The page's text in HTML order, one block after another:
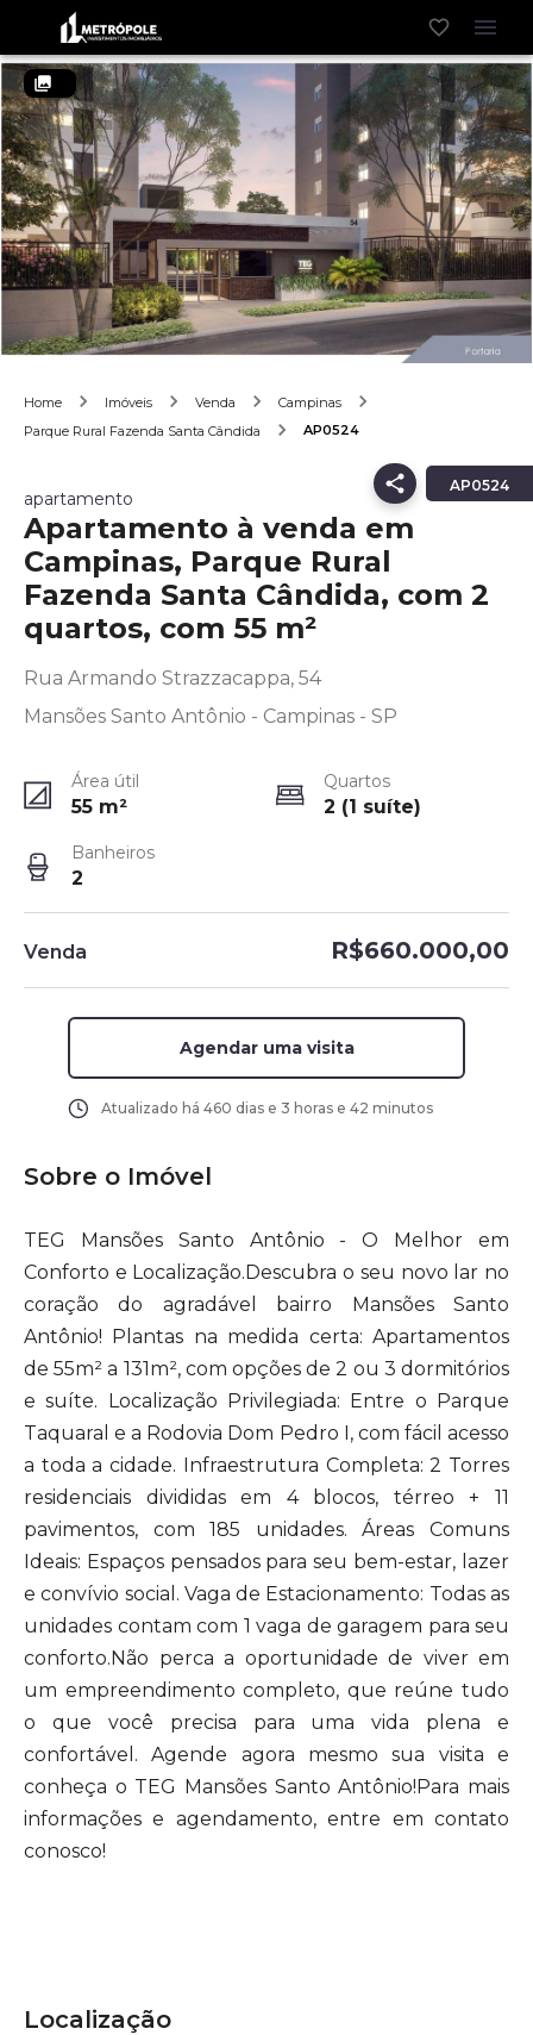
Home Imóveis Venda
Campinas
Parque Rural Fazenda Santa Cândida
AP0524
AP0524
apartamento
Apartamento à venda em
Campinas, Parque Rural
Fazenda Santa Cândida, com 2
quartos, com 55 m²
Rua Armando Strazzacappa, 54
Mansões Santo Antônio - Campinas - SP
Área útil
55 m²
Quartos
2 (1 suíte)
Banheiros
2
Venda R$660.000,00
Agendar uma visita
Atualizado há 460 dias e 3 horas e 42 minutos
Sobre o Imóvel
TEG Mansões Santo Antônio - O Melhor em
Conforto e Localização.Descubra o seu novo lar no
coração do agradável bairro Mansões Santo
Antônio! Plantas na medida certa: Apartamentos
de 55m² a 131m², com opções de 2 ou 3 dormitórios
e suíte. Localização Privilegiada: Entre o Parque
Taquaral e a Rodovia Dom Pedro I, com fácil acesso
a toda a cidade. Infraestrutura Completa: 2 Torres
residenciais divididas em 4 blocos, térreo + 11
pavimentos, com 185 unidades. Áreas Comuns
Ideais: Espaços pensados para seu bem-estar, lazer
e convívio social. Vaga de Estacionamento: Todas as
unidades contam com 1 vaga de garagem para seu
conforto.Não perca a oportunidade de viver em
um empreendimento completo, que reúne tudo
o que você precisa para uma vida plena e
confortável. Agende agora mesmo sua visita e
conheça o TEG Mansões Santo Antônio!Para mais
informações e agendamento, entre em contato
conosco!
Localização